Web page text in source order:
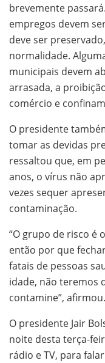
brevemente
empregos devem
deve ser
normalidade.
municipais devem
arrasada, a
comércio e
O presidente
tomar as devidas
ressaltou que, em
anos, o vírus não
vezes sequer
contaminação.
“O grupo de risco é
então por que
fatais de pessoas
idade, não teremos
contamine”, afirmou.
O presidente Jair
noite desta terça-
rádio e TV, para